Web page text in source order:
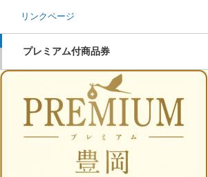
リンクページ
プレミアム付商品券